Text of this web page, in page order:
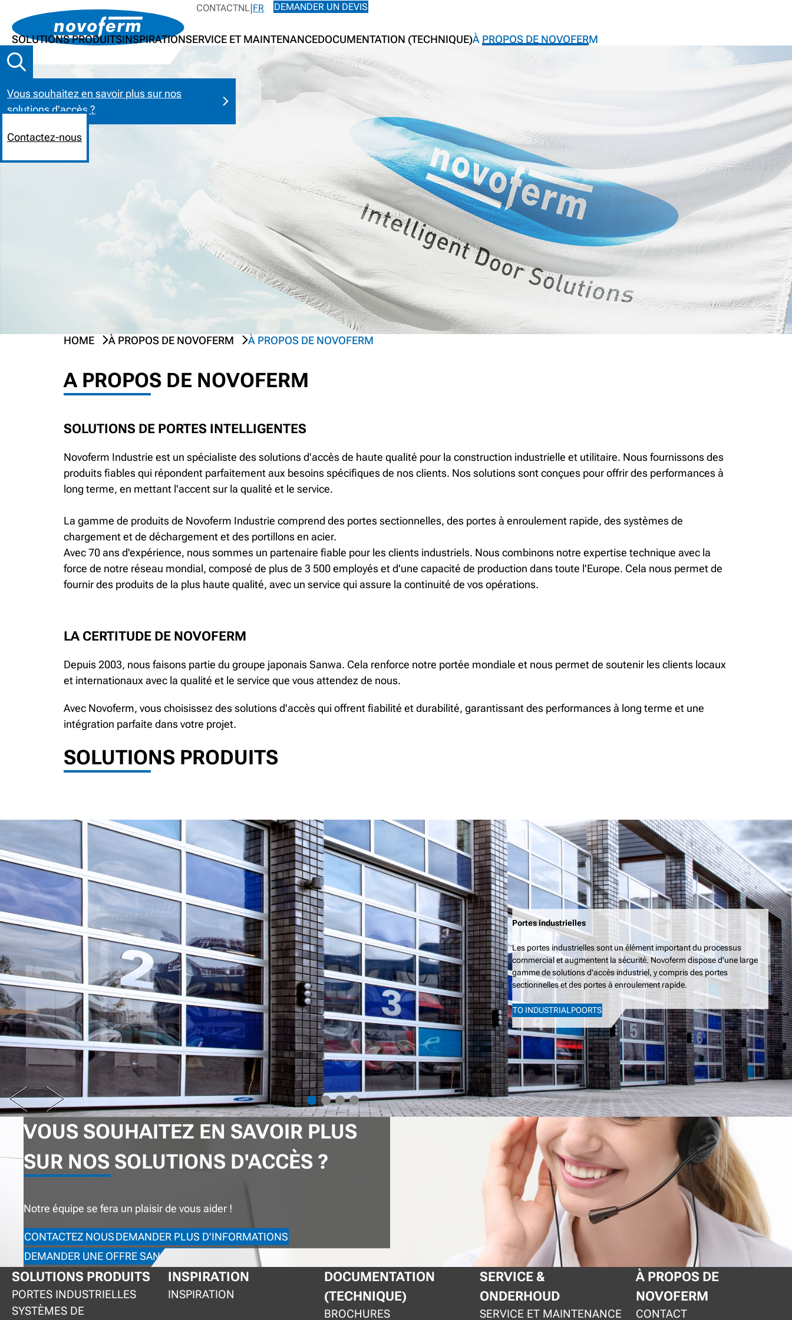
SOLUTIONS PRODUITSINSPIRATIONSERVICE ET MAINTENANCEDOCUMENTATION (TECHNIQUE)À PROPOS DE NOVOFERM
CONTACTNL FR DEMANDER UN DEVIS
Vous souhaitez en savoir plus sur nos
solutions d'accès ?
Contactez-nous
HOME À PROPOS DE NOVOFERM À PROPOS DE NOVOFERM
A PROPOS DE NOVOFERM
SOLUTIONS DE PORTES INTELLIGENTES
Novoferm Industrie est un spécialiste des solutions d'accès de haute qualité pour la construction industrielle et utilitaire. Nous fournissons des
produits fiables qui répondent parfaitement aux besoins spécifiques de nos clients. Nos solutions sont conçues pour offrir des performances à
long terme, en mettant l'accent sur la qualité et le service.
La gamme de produits de Novoferm Industrie comprend des portes sectionnelles, des portes à enroulement rapide, des systèmes de
chargement et de déchargement et des portillons en acier.
Avec 70 ans d'expérience, nous sommes un partenaire fiable pour les clients industriels. Nous combinons notre expertise technique avec la
force de notre réseau mondial, composé de plus de 3 500 employés et d'une capacité de production dans toute l'Europe. Cela nous permet de
fournir des produits de la plus haute qualité, avec un service qui assure la continuité de vos opérations.
LA CERTITUDE DE NOVOFERM
Depuis 2003, nous faisons partie du groupe japonais Sanwa. Cela renforce notre portée mondiale et nous permet de soutenir les clients locaux
et internationaux avec la qualité et le service que vous attendez de nous.
Avec Novoferm, vous choisissez des solutions d'accès qui offrent fiabilité et durabilité, garantissant des performances à long terme et une
intégration parfaite dans votre projet.
SOLUTIONS PRODUITS
Portes industrielles
Les portes industrielles sont un élément important du processus
commercial et augmentent la sécurité. Novoferm dispose d'une large
gamme de solutions d'accès industriel, y compris des portes
sectionnelles et des portes à enroulement rapide.
TO INDUSTRIALPOORTS
PREV NEXT
VOUS SOUHAITEZ EN SAVOIR PLUS
SUR NOS SOLUTIONS D'ACCÈS ?
Notre équipe se fera un plaisir de vous aider !
CONTACTEZ NOUSDEMANDER PLUS D'INFORMATIONS
DEMANDER UNE OFFRE SANS ENGAGEMENT
SOLUTIONS PRODUITS
PORTES INDUSTRIELLES
SYSTÈMES DE
INSPIRATION
INSPIRATION
DOCUMENTATION
(TECHNIQUE)
BROCHURES
SERVICE &
ONDERHOUD
SERVICE ET MAINTENANCE
À PROPOS DE
NOVOFERM
CONTACT